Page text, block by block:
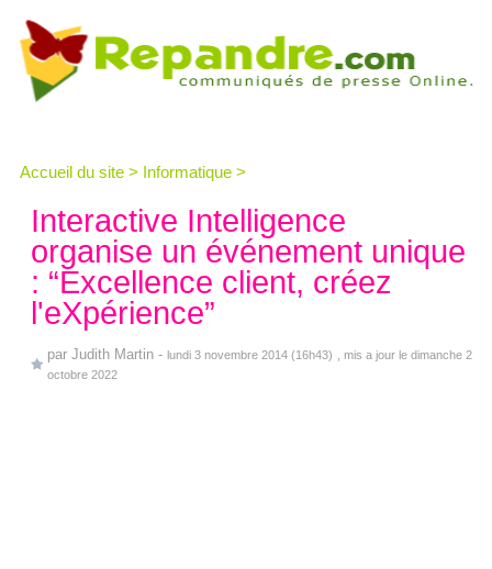
Accueil du site > Informatique >
Interactive Intelligence
organise un événement unique
: “Excellence client, créez
l'eXpérience”
par Judith Martin - lundi 3 novembre 2014 (16h43)
, mis a jour le dimanche 2
octobre 2022